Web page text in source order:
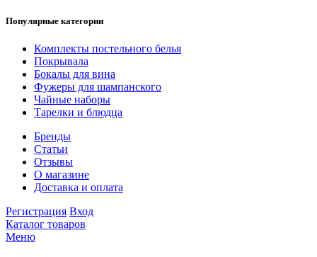
Популярные категории
Комплекты постельного белья
Покрывала
Бокалы для вина
Фужеры для шампанского
Чайные наборы
Тарелки и блюдца
Бренды
Статьи
Отзывы
О магазине
Доставка и оплата
Регистрация Вход
Каталог товаров
Меню